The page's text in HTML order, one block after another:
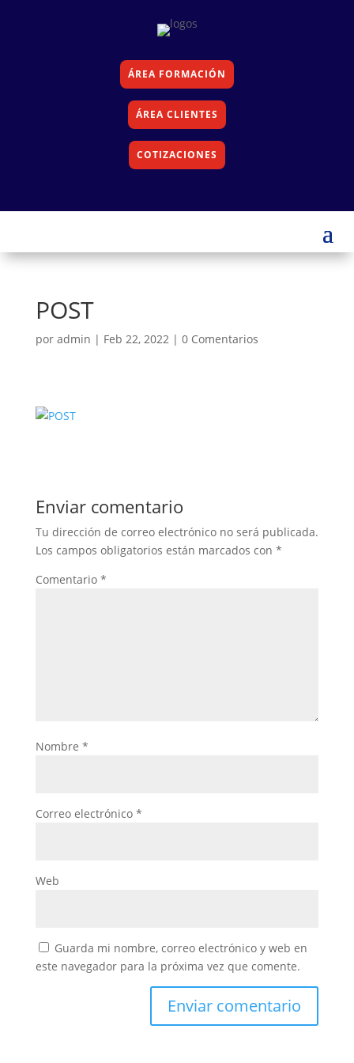
ÁREA FORMACIÓN
ÁREA CLIENTES
COTIZACIONES
POST
por admin | Feb 22, 2022| 0 Comentarios
Enviar comentario
Tu dirección de correo electrónico no será publicada.
Los campos obligatorios están marcados con *
Comentario *
Nombre *
Correo electrónico *
Web
Guarda mi nombre, correo electrónico y web en
este navegador para la próxima vez que comente.